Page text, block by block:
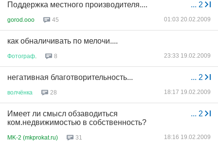
... 2
Поддержка местного производителя....
gorod.ooo 45 01:03 20.02.2009
как обналичивать по мелочи....
Фотограф 8 23:33 19.02.2009
... 2
негативная благотворительность...
волчёнка 28 18:17 19.02.2009
... 2
Имеет ли смысл обзаводиться
ком.недвижимостью в собственность?
MK-2 (mkprokat.ru) 31 18:16 19.02.2009